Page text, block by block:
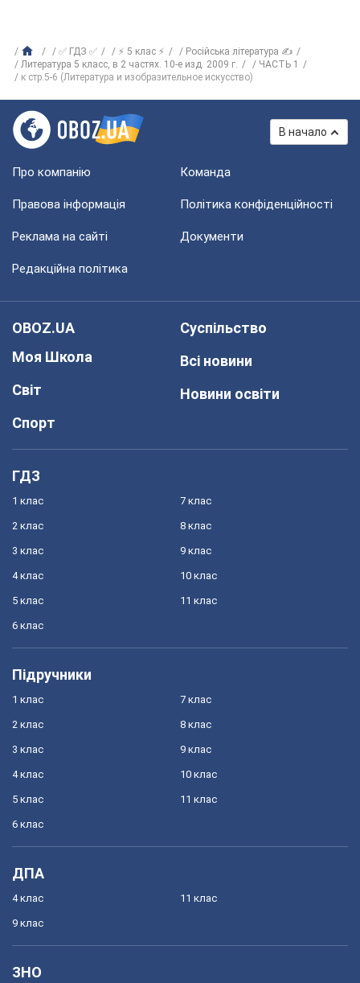
✅ ГДЗ ✅ ⚡ 5 клас ⚡
Російська література ✍
Литература 5 класс, в 2 частях. 10-е изд. 2009 г.
ЧАСТЬ 1
к стр.5-6 (Литература и изобразительное искусство)
В начало
Про компанію Команда
Правова інформація Політика конфіденційності
Реклама на сайті Документи
Редакційна політика
OBOZ.UA
Моя Школа
Світ
Спорт
Суспільство
Всі новини
Новини освіти
ГДЗ
1 клас
2 клас
3 клас
4 клас
5 клас
6 клас
7 клас
8 клас
9 клас
10 клас
11 клас
Підручники
1 клас
2 клас
3 клас
4 клас
5 клас
6 клас
7 клас
8 клас
9 клас
10 клас
11 клас
ДПА
4 клас
9 клас
11 клас
ЗНО